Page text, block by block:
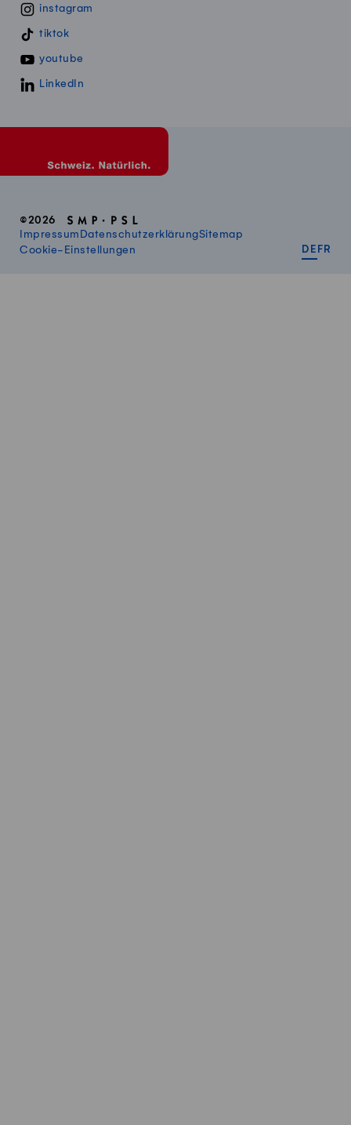
instagram
tiktok
youtube
LinkedIn
©2026
Impressum DatenschutzerklärungSitemap
Cookie-Einstellungen
DE FR